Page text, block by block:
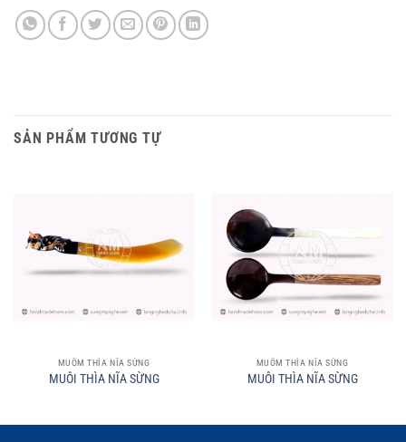
SẢN PHẨM TƯƠNG TỰ
MUỖM THÌA NĨA SỪNG
MUÔI THÌA NĨA SỪNG
MUỖM THÌA NĨA SỪNG
MUÔI THÌA NĨA SỪNG